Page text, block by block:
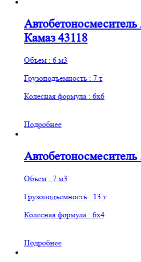
Камаз 43118
Объем : 6 м3
Грузоподъемность : 7 т
Колесная формула : 6х6
Подробнее
Объем : 7 м3
Грузоподъемность : 13 т
Колесная формула : 6х4
Подробнее